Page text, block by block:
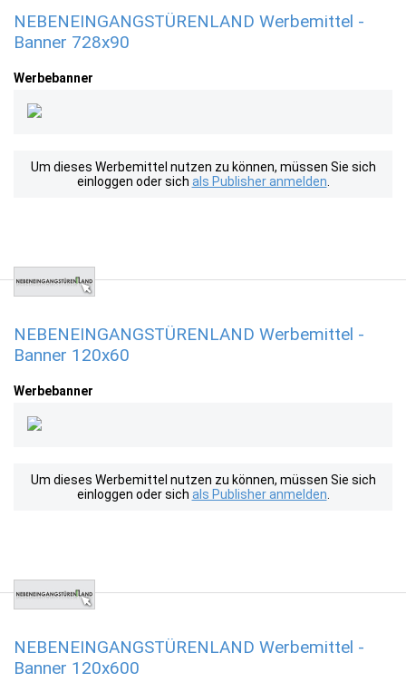
NEBENEINGANGSTÜRENLAND Werbemittel -
Banner 728x90
Werbebanner
Um dieses Werbemittel nutzen zu können, müssen Sie sich
einloggen oder sich als Publisher anmelden
NEBENEINGANGSTÜRENLAND Werbemittel -
Banner 120x60
Werbebanner
Um dieses Werbemittel nutzen zu können, müssen Sie sich
einloggen oder sich als Publisher anmelden
NEBENEINGANGSTÜRENLAND Werbemittel -
Banner 120x600